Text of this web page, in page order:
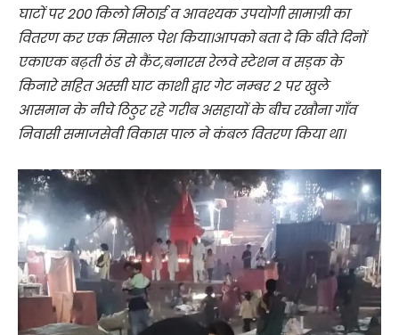
घाटों पर 200 किलो मिठाई व आवश्यक उपयोगी सामाग्री का
वितरण कर एक मिसाल पेश किया।आपको बता दे कि बीते दिनों
एकाएक बढ़ती ठंड से कैंट,बनारस रेलवे स्टेशन व सड़क के
किनारे सहित अस्सी घाट काशी द्वार गेट नम्बर 2 पर खुले
आसमान के नीचे ठिठुर रहे गरीब असहायों के बीच रखौना गाँव
निवासी समाजसेवी विकास पाल ने कंबल वितरण किया था।